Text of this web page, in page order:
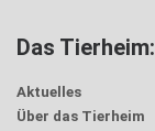
Das Tierheim:
Aktuelles
Über das Tierheim